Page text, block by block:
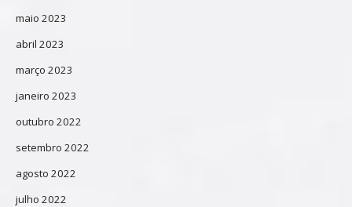
maio 2023
abril 2023
março 2023
janeiro 2023
outubro 2022
setembro 2022
agosto 2022
julho 2022